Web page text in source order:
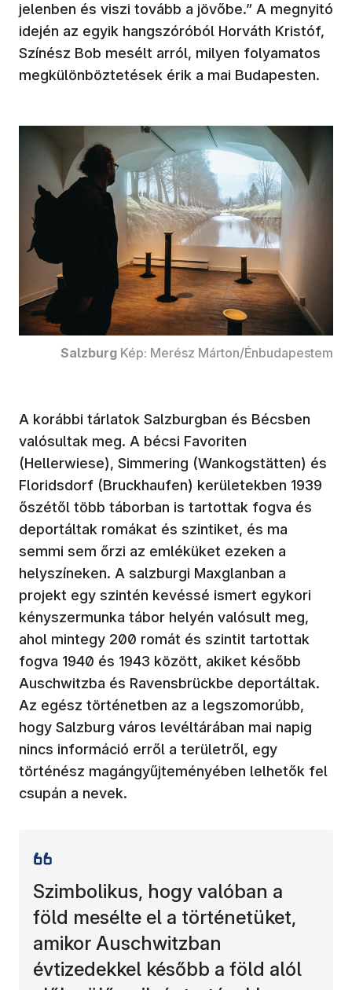
jelenben és viszi tovább a jövőbe.” A megnyitó
idején az egyik hangszóróból Horváth Kristóf,
Színész Bob mesélt arról, milyen folyamatos
megkülönböztetések érik a mai Budapesten.
Salzburg Kép: Merész Márton/Énbudapestem
A korábbi tárlatok Salzburgban és Bécsben
valósultak meg. A bécsi Favoriten
(Hellerwiese), Simmering (Wankogstätten) és
Floridsdorf (Bruckhaufen) kerületekben 1939
őszétől több táborban is tartottak fogva és
deportáltak romákat és szintiket, és ma
semmi sem őrzi az emléküket ezeken a
helyszíneken. A salzburgi Maxglanban a
projekt egy szintén kevéssé ismert egykori
kényszermunka tábor helyén valósult meg,
ahol mintegy 200 romát és szintit tartottak
fogva 1940 és 1943 között, akiket később
Auschwitzba és Ravensbrückbe deportáltak.
Az egész történetben az a legszomorúbb,
hogy Salzburg város levéltárában mai napig
nincs információ erről a területről, egy
történész magángyűjteményében lelhetők fel
csupán a nevek.
Szimbolikus, hogy valóban a
föld mesélte el a történetüket,
amikor Auschwitzban
évtizedekkel később a föld alól